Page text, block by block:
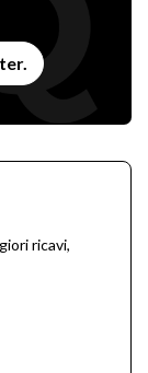
ricavi,